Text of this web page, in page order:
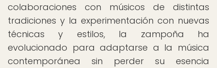
colaboraciones con músicos de distintas
tradiciones y la experimentación con nuevas
técnicas y estilos, la zampoña ha
evolucionado para adaptarse a la música
contemporánea sin perder su esencia